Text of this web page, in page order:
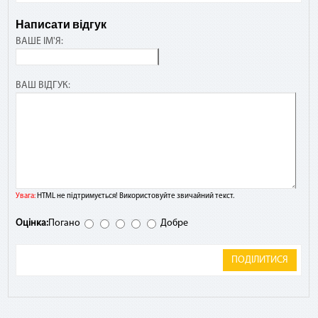
Написати відгук
ВАШЕ ІМ'Я:
ВАШ ВІДГУК:
Увага:HTML не підтримується! Використовуйте звичайний текст.
Оцінка:Погано Добре
ПОДІЛИТИСЯ